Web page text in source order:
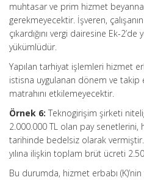
muhtasar ve prim hizmet
gerekmeyecektir. İşveren,
çıkardığını vergi dairesine Ek-
yükümlüdür.
Yapılan tarhiyat işlemleri hizmet
istisna uygulanan dönem ve
matrahını etkilemeyecektir.
Örnek 6: Teknogirişim şirketi
2.000.000 TL olan pay senetlerini,
tarihinde bedelsiz olarak vermiştir.
yılına ilişkin toplam brüt ücreti
Bu durumda, hizmet erbabı